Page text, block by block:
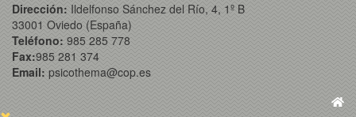
Dirección: Ildelfonso Sánchez del Río, 4, 1º B
33001 Oviedo (España)
Teléfono: 985 285 778
Fax:985 281 374
Email: psicothema@cop.es